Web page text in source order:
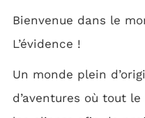
Bienvenue dans le
L’évidence !
Un monde plein
d’aventures où tout